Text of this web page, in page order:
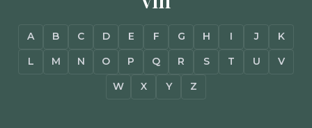
A B C D E F G H I J
K
L
M N O P Q R S T U
V
W
X Y Z